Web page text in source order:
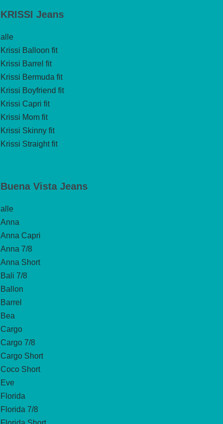
KRISSI Jeans
alle
Krissi Balloon fit
Krissi Barrel fit
Krissi Bermuda fit
Krissi Boyfriend fit
Krissi Capri fit
Krissi Mom fit
Krissi Skinny fit
Krissi Straight fit
Buena Vista Jeans
alle
Anna
Anna Capri
Anna 7/8
Anna Short
Bali 7/8
Ballon
Barrel
Bea
Cargo
Cargo 7/8
Cargo Short
Coco Short
Eve
Florida
Florida 7/8